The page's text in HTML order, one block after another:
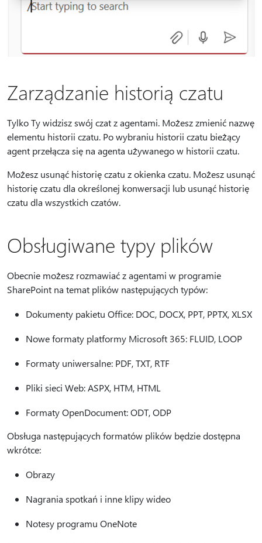
Zarządzanie historią czatu
Tylko Ty widzisz swój czat z agentami. Możesz zmienić nazwę
elementu historii czatu. Po wybraniu historii czatu bieżący
agent przełącza się na agenta używanego w historii czatu.
Możesz usunąć historię czatu z okienka czatu. Możesz usunąć
historię czatu dla określonej konwersacji lub usunąć historię
czatu dla wszystkich czatów.
Obsługiwane typy plików
Obecnie możesz rozmawiać z agentami w programie
SharePoint na temat plików następujących typów:
Dokumenty pakietu Office: DOC, DOCX, PPT, PPTX, XLSX
Nowe formaty platformy Microsoft 365: FLUID, LOOP
Formaty uniwersalne: PDF, TXT, RTF
Pliki sieci Web: ASPX, HTM, HTML
Formaty OpenDocument: ODT, ODP
Obsługa następujących formatów plików będzie dostępna
wkrótce:
Obrazy
Nagrania spotkań i inne klipy wideo
Notesy programu OneNote